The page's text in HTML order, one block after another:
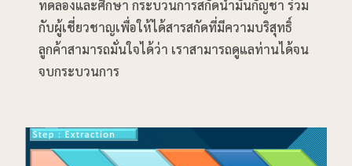
ทดลองและศึกษา กระบวนการสกัดน้ำมันกัญชา ร่วม
กับผู้เชี่ยวชาญเพื่อให้ได้สารสกัดที่มีความบริสุทธิ์
ลูกค้าสามารถมั่นใจได้ว่า เราสามารถดูแลท่านได้จน
จบกระบวนการ